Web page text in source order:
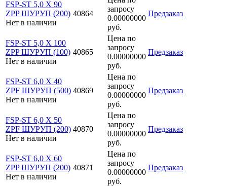
FSP-ST 5,0 X 90
ZPP ШУРУП (200)
Нет в наличии
40864
запросу
0.00000000
руб.
Предзаказ
FSP-ST 5,0 X 100
ZPP ШУРУП (100)
Нет в наличии
40865
Цена по
запросу
0.00000000
руб.
Предзаказ
FSP-ST 6,0 X 40
ZPF ШУРУП (500)
Нет в наличии
40869
Цена по
запросу
0.00000000
руб.
Предзаказ
FSP-ST 6,0 X 50
ZPF ШУРУП (200)
Нет в наличии
40870
Цена по
запросу
0.00000000
руб.
Предзаказ
FSP-ST 6,0 X 60
ZPP ШУРУП (200)
Нет в наличии
40871
Цена по
запросу
0.00000000
руб.
Предзаказ